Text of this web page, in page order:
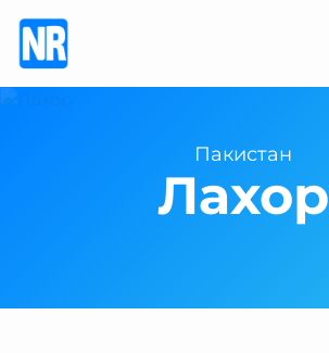
Пакистан
Лахор